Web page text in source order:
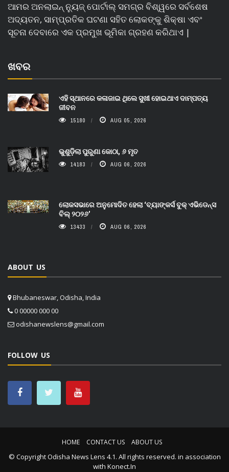
ଆମର ଅନଲାଇନ୍ ନ୍ୟୁଜ୍ ପୋର୍ଟାଲ୍ ସମଗ୍ର ବିଶ୍ୱରେ ସର୍ବଶେଷ
ଅଦ୍ୟତନ, ସାମ୍ପ୍ରତିକ ଘଟଣା ସହିତ ଲୋକଙ୍କୁ ଶିକ୍ଷା ଏବଂ
ସୂଚନା ଦେବାରେ ଏକ ପ୍ରମୁଖ ଭୂମିକା ଗ୍ରହଣ କରିଥାଏ |
ଖବର
ଏହି ସ୍ଥାନରେ କଳାଜାଇ ଥିଲେ ସୁଖୀ ହୋଇଥାଏ ଦାମ୍ପତ୍ୟ
ଜୀବନ
15180 AUG 05, 2026
ଭୁଶୁଡ଼ିଲା ପୁରୁଣା କୋଠା, ୬ ମୃତ
14183 AUG 06, 2026
ଲୋକସଭାରେ ଅନୁମୋଦିତ ହେଲା ‘ବ୍ୟାଙ୍କର୍ସ ବୁକ୍ ଏଭିଡେନ୍ସ
ବିଲ୍ ୨୦୨୬’
13433 AUG 06, 2026
ABOUT US
Bhubaneswar, Odisha, India
0 00000 000 00
odishanewslens@gmail.com
FOLLOW US
HOME CONTACT US ABOUT US
© CopyrightOdisha News Lens 4.1. All rights reserved. in association
with Konect.In